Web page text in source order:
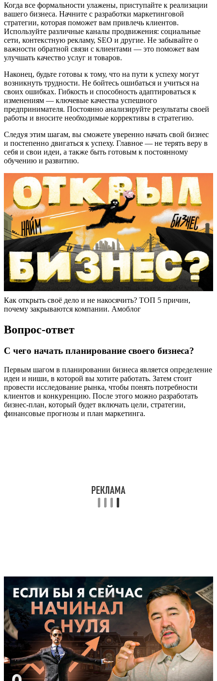
Когда все формальности улажены, приступайте к реализации
вашего бизнеса. Начните с разработки маркетинговой
стратегии, которая поможет вам привлечь клиентов.
Используйте различные каналы продвижения: социальные
сети, контекстную рекламу, SEO и другие. Не забывайте о
важности обратной связи с клиентами — это поможет вам
улучшать качество услуг и товаров.
Наконец, будьте готовы к тому, что на пути к успеху могут
возникнуть трудности. Не бойтесь ошибаться и учиться на
своих ошибках. Гибкость и способность адаптироваться к
изменениям — ключевые качества успешного
предпринимателя. Постоянно анализируйте результаты своей
работы и вносите необходимые коррективы в стратегию.
Следуя этим шагам, вы сможете уверенно начать свой бизнес
и постепенно двигаться к успеху. Главное — не терять веру в
себя и свои идеи, а также быть готовым к постоянному
обучению и развитию.
Как открыть своё дело и не накосячить? ТОП 5 причин,
почему закрываются компании. Амоблог
Вопрос-ответ
С чего начать планирование своего бизнеса?
Первым шагом в планировании бизнеса является определение
идеи и ниши, в которой вы хотите работать. Затем стоит
провести исследование рынка, чтобы понять потребности
клиентов и конкуренцию. После этого можно разработать
бизнес-план, который будет включать цели, стратегии,
финансовые прогнозы и план маркетинга.